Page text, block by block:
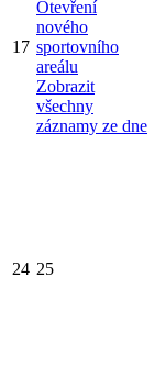
17
Otevření
nového
sportovního
areálu
Zobrazit
všechny
záznamy ze dne
24 25